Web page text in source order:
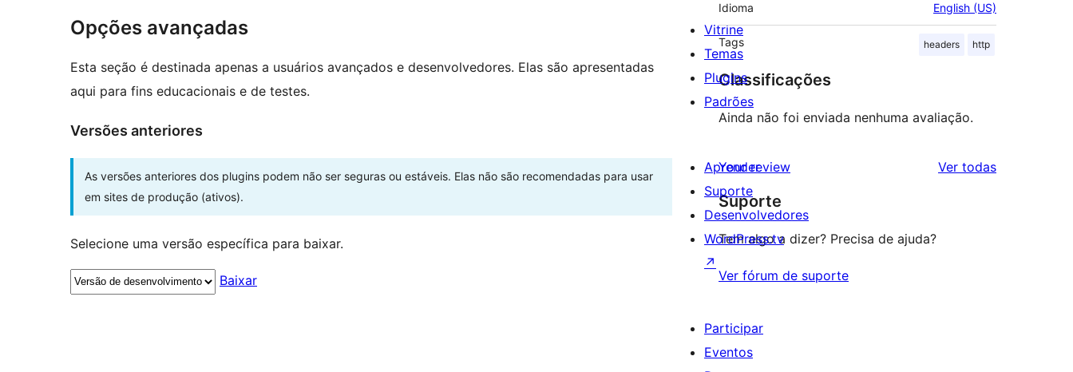
Opções avançadas
Esta seção é destinada apenas a usuários avançados e desenvolvedores. Elas são apresentadas
aqui para fins educacionais e de testes.
Versões anteriores
As versões anteriores dos plugins podem não ser seguras ou estáveis. Elas não são recomendadas para usar
em sites de produção (ativos).
Selecione uma versão específica para baixar.
Baixar
Idioma English (US)
Tags headers http
Classificações
Ainda não foi enviada nenhuma avaliação.
Your review Ver todasavaliações
Suporte
Tem algo a dizer? Precisa de ajuda?
Ver fórum de suporte
Vitrine
Temas
Plugins
Padrões
Aprender
Suporte
Desenvolvedores
WordPress.tv
↗
Participar
Eventos